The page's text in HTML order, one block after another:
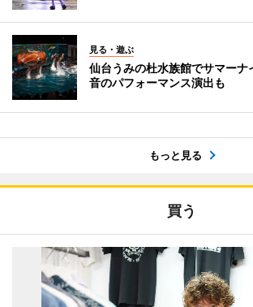
見る・遊ぶ
仙台うみの杜水族館でサマー
音のパフォーマンス演出も
もっと見る
買う